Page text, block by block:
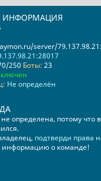
server/
250 Боты: 23
Не определён
определена, потому что
подтверди права
информацию о команде!